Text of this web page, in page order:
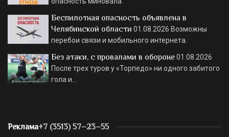
Беспилотная опасность объявлена в
Челябинской области 01.08.2026 Возможны
перебои связи и мобильного интернета.
Без атаки, с провалами в обороне01.08.2026
После трех туров у «Торпедо» ни одного забитого
гола и…
Реклама+7 (3513) 57–23–55